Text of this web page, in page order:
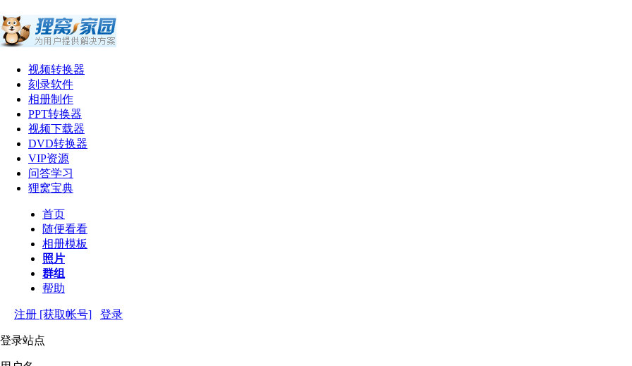
视频转换器
刻录软件
相册制作
PPT转换器
视频下载器
DVD转换器
VIP资源
问答学习
狸窝宝典
首页
随便看看
相册模板
照片
群组
帮助
注册 [获取帐号] 登录
登录站点